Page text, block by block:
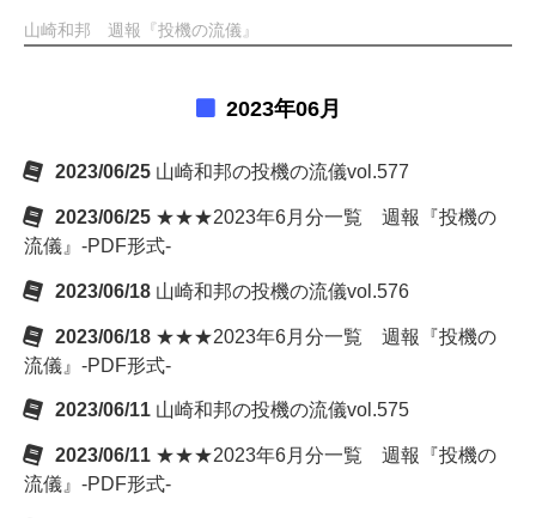
山崎和邦 週報『投機の流儀』
2023年06月
2023/06/25 山崎和邦の投機の流儀vol.577
2023/06/25 ★★★2023年6月分一覧 週報『投機の
流儀』-PDF形式-
2023/06/18 山崎和邦の投機の流儀vol.576
2023/06/18 ★★★2023年6月分一覧 週報『投機の
流儀』-PDF形式-
2023/06/11 山崎和邦の投機の流儀vol.575
2023/06/11 ★★★2023年6月分一覧 週報『投機の
流儀』-PDF形式-